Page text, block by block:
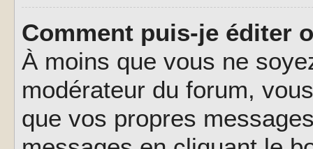
Comment puis-je éditer
À moins que vous ne
modérateur du forum,
que vos propres